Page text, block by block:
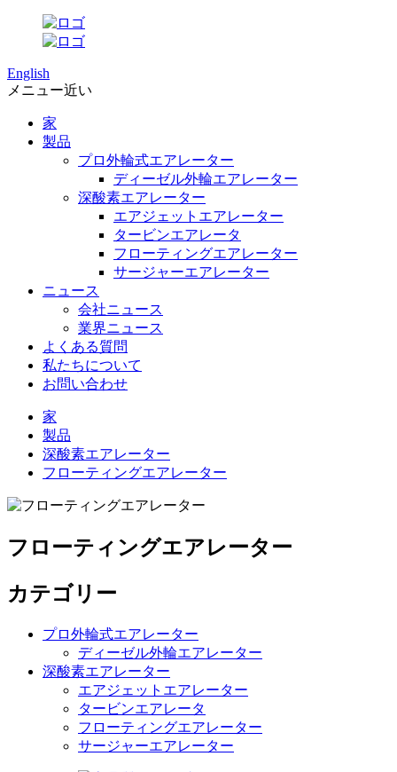
English
メニュー近い
家
製品
プロ外輪式エアレーター
ディーゼル外輪エアレーター
深酸素エアレーター
エアジェットエアレーター
タービンエアレータ
フローティングエアレーター
サージャーエアレーター
ニュース
会社ニュース
業界ニュース
よくある質問
私たちについて
お問い合わせ
家
製品
深酸素エアレーター
フローティングエアレーター
フローティングエアレーター
カテゴリー
プロ外輪式エアレーター
ディーゼル外輪エアレーター
深酸素エアレーター
エアジェットエアレーター
タービンエアレータ
フローティングエアレーター
サージャーエアレーター